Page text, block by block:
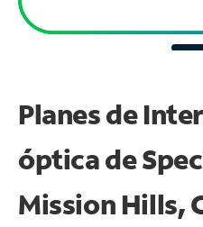
Planes de
óptica de
Mission Hills,